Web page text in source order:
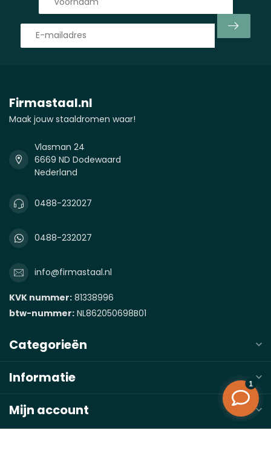
Firmastaal.nl
Maak jouw staaldromen waar!
Vlasman 24
6669 ND Dodewaard
Nederland
0488-232027
0488-232027
info@firmastaal.nl
KVK nummer: 81338996
btw-nummer: NL862050698B01
Categorieën
Informatie
Mijn account